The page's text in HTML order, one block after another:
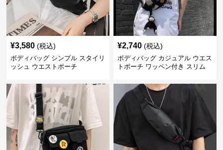
¥3,580 (税込)
ボディバッグ シンプル スタイリ
ッシュ ウエストポーチ
¥2,740 (税込)
ボディバッグ カジュアル ウエス
トポーチ ワッペン付き スリム